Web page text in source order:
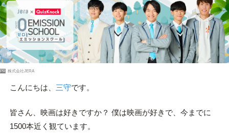
PR 株式会社JERA
こんにちは、 三守です。
皆さん、映画は好きですか？ 僕は映画が好きで、今までに
1500本近く観ています。